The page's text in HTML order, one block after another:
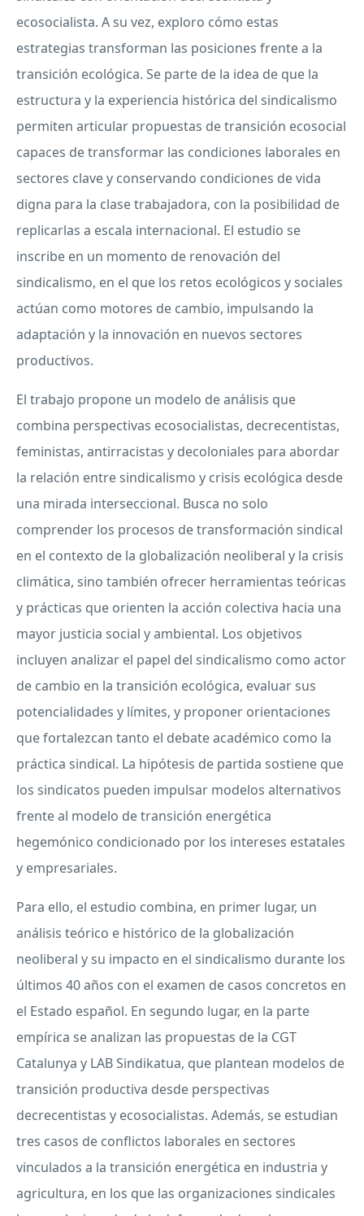
ecosocialista. A su vez, exploro cómo estas
estrategias transforman las posiciones frente a la
transición ecológica. Se parte de la idea de que la
estructura y la experiencia histórica del sindicalismo
permiten articular propuestas de transición ecosocial
capaces de transformar las condiciones laborales en
sectores clave y conservando condiciones de vida
digna para la clase trabajadora, con la posibilidad de
replicarlas a escala internacional. El estudio se
inscribe en un momento de renovación del
sindicalismo, en el que los retos ecológicos y sociales
actúan como motores de cambio, impulsando la
adaptación y la innovación en nuevos sectores
productivos.
El trabajo propone un modelo de análisis que
combina perspectivas ecosocialistas, decrecentistas,
feministas, antirracistas y decoloniales para abordar
la relación entre sindicalismo y crisis ecológica desde
una mirada interseccional. Busca no solo
comprender los procesos de transformación sindical
en el contexto de la globalización neoliberal y la crisis
climática, sino también ofrecer herramientas teóricas
y prácticas que orienten la acción colectiva hacia una
mayor justicia social y ambiental. Los objetivos
incluyen analizar el papel del sindicalismo como actor
de cambio en la transición ecológica, evaluar sus
potencialidades y límites, y proponer orientaciones
que fortalezcan tanto el debate académico como la
práctica sindical. La hipótesis de partida sostiene que
los sindicatos pueden impulsar modelos alternativos
frente al modelo de transición energética
hegemónico condicionado por los intereses estatales
y empresariales.
Para ello, el estudio combina, en primer lugar, un
análisis teórico e histórico de la globalización
neoliberal y su impacto en el sindicalismo durante los
últimos 40 años con el examen de casos concretos en
el Estado español. En segundo lugar, en la parte
empírica se analizan las propuestas de la CGT
Catalunya y LAB Sindikatua, que plantean modelos de
transición productiva desde perspectivas
decrecentistas y ecosocialistas. Además, se estudian
tres casos de conflictos laborales en sectores
vinculados a la transición energética en industria y
agricultura, en los que las organizaciones sindicales